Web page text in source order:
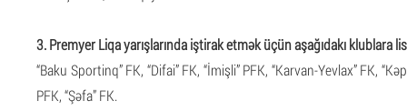
3. Premyer Liqa yarışlarında iştirak etmək üçün aşağıdakı klublara
“Baku Sportinq” FK, “Difai” FK, “İmişli” PFK, “Karvan-Yevlax” FK,
PFK, “Şəfa” FK.